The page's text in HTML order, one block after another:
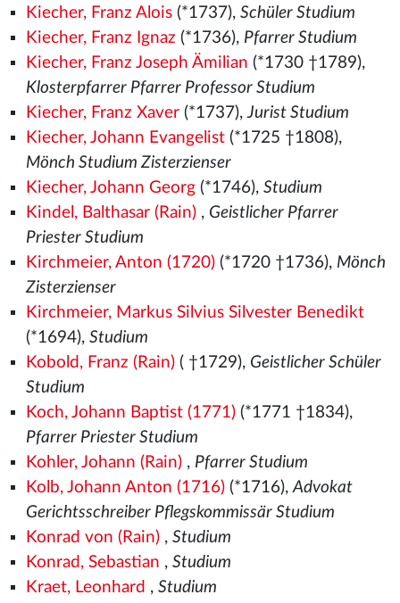
Kiecher, Franz Alois(*1737), Schüler Studium
Kiecher, Franz Ignaz (*1736), Pfarrer Studium
Kiecher, Franz Joseph Ämilian (*1730 †1789),
Klosterpfarrer Pfarrer Professor Studium
Kiecher, Franz Xaver(*1737),Jurist Studium
Kiecher, Johann Evangelist(*1725 †1808),
Mönch Studium Zisterzienser
Kiecher, Johann Georg(*1746), Studium
Kindel, Balthasar (Rain), Geistlicher Pfarrer
Priester Studium
Kirchmeier, Anton (1720)(*1720 †1736), Mönch
Zisterzienser
Kirchmeier, Markus Silvius Silvester Benedikt
(*1694), Studium
Kobold, Franz (Rain)( †1729), Geistlicher Schüler
Studium
Koch, Johann Baptist (1771)(*1771 †1834),
Pfarrer Priester Studium
Kohler, Johann (Rain), Pfarrer Studium
Kolb, Johann Anton (1716)(*1716),Advokat
Gerichtsschreiber Pflegskommissär Studium
Konrad von (Rain), Studium
Konrad, Sebastian , Studium
Kraet, Leonhard , Studium